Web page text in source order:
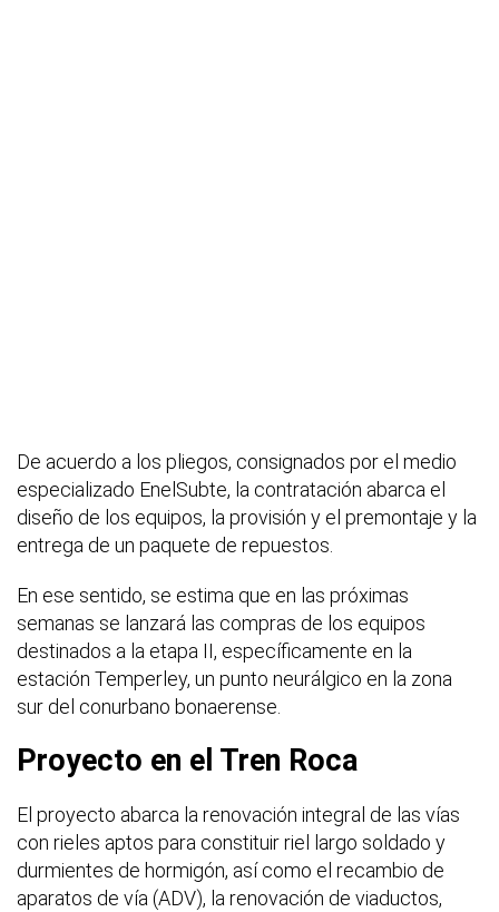
De acuerdo a los pliegos, consignados por el medio
especializado EnelSubte, la contratación abarca el
diseño de los equipos, la provisión y el premontaje y la
entrega de un paquete de repuestos.
En ese sentido, se estima que en las próximas
semanas se lanzará las compras de los equipos
destinados a la etapa II, específicamente en la
estación Temperley, un punto neurálgico en la zona
sur del conurbano bonaerense.
Proyecto en el Tren Roca
El proyecto abarca la renovación integral de las vías
con rieles aptos para constituir riel largo soldado y
durmientes de hormigón, así como el recambio de
aparatos de vía (ADV), la renovación de viaductos,